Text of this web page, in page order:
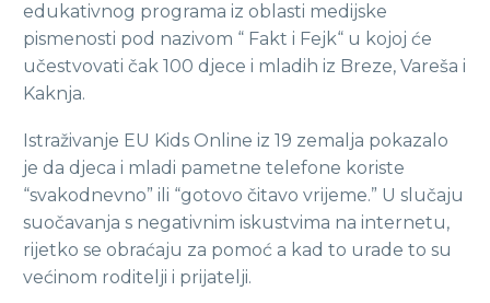
edukativnog programa iz oblasti medijske
pismenosti pod nazivom “ Fakt i Fejk“ u kojoj će
učestvovati čak 100 djece i mladih iz Breze, Vareša i
Kaknja.
Istraživanje EU Kids Online iz 19 zemalja pokazalo
je da djeca i mladi pametne telefone koriste
“svakodnevno” ili “gotovo čitavo vrijeme.” U slučaju
suočavanja s negativnim iskustvima na internetu,
rijetko se obraćaju za pomoć a kad to urade to su
većinom roditelji i prijatelji.